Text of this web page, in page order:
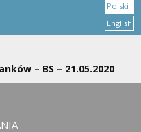
– BS – 21.05.2020
Polski
English